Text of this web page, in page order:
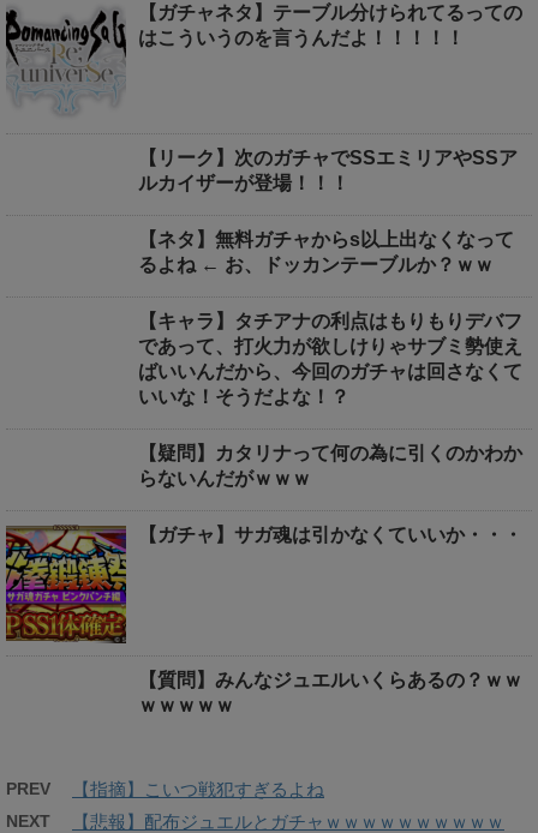
【ガチャネタ】テーブル分けられてるっての
はこういうのを言うんだよ！！！！！
【リーク】次のガチャでSSエミリアやSSア
ルカイザーが登場！！！
【ネタ】無料ガチャからs以上出なくなって
るよね ← お、ドッカンテーブルか？ｗｗ
【キャラ】タチアナの利点はもりもりデバフ
であって、打火力が欲しけりゃサブミ勢使え
ばいいんだから、今回のガチャは回さなくて
いいな！そうだよな！？
【疑問】カタリナって何の為に引くのかわか
らないんだがｗｗｗ
【ガチャ】サガ魂は引かなくていいか・・・
【質問】みんなジュエルいくらあるの？ｗｗ
ｗｗｗｗｗ
PREV 【指摘】こいつ戦犯すぎるよね
NEXT 【悲報】配布ジュエルとガチャｗｗｗｗｗｗｗｗｗｗ